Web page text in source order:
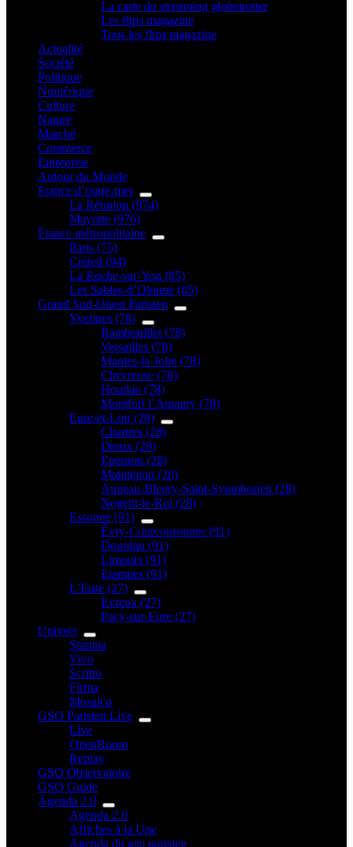
La carte du streaming globetrotter
Les flips magazine
Tous les flips magazine
Actualité
Société
Politique
Numérique
Culture
Nature
Marché
Commerce
Entreprise
Autour du Monde
France d’outre-mer
La Réunion (974)
Mayotte (976)
France métropolitaine
Paris (75)
Créteil (94)
La Roche-sur-Yon (85)
Les Sables-d’Olonne (85)
Grand Sud-Ouest Parisien
Yvelines (78)
Rambouillet (78)
Versailles (78)
Mantes-la-Jolie (78)
Chevreuse (78)
Houdan (78)
Montfort l’Amaury (78)
Eure-et-Loir (28)
Chartres (28)
Dreux (28)
Epernon (28)
Maintenon (28)
Auneau-Bleury-Saint-Symphorien (28)
Nogent-le-Roi (28)
Essonne (91)
Évry-Courcouronnes (91)
Dourdan (91)
Limours (91)
Etampes (91)
L’Eure (27)
Evreux (27)
Pacy-sur-Eure (27)
Univers
Stampa
Vivo
Scritto
Firma
Mosaico
GSO Parisien Live
Live
OpenRoom
Replay
GSO Observatoire
GSO Guide
Agenda 2.0
Agenda 2.0
Affiches à la Une
Agenda du gso parisien